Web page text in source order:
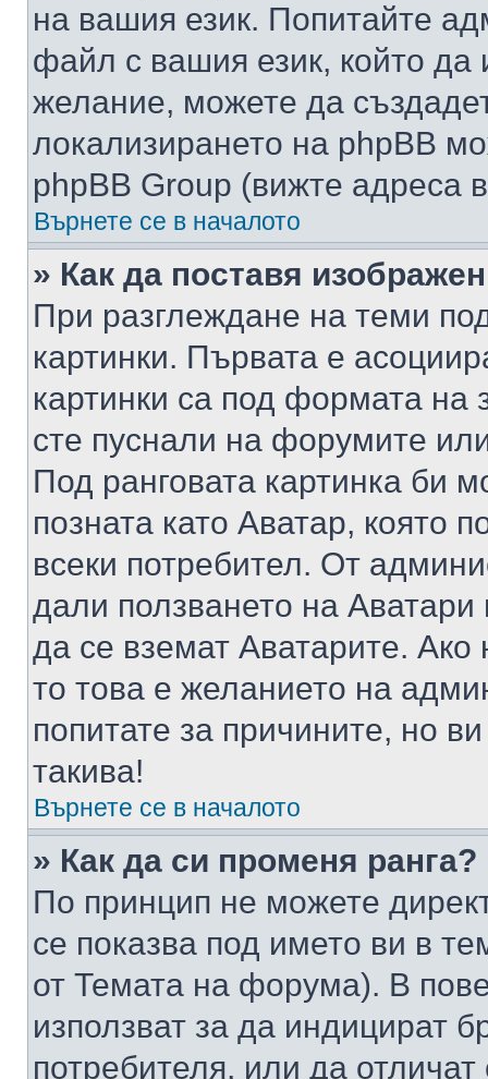
на вашия език. Попитайте
файл с вашия език, който да
желание, можете да
локализирането на phpBB
phpBB Group (вижте адреса
Върнете се в началото
» Как да поставя
При разглеждане на теми
картинки. Първата е
картинки са под формата на
сте пуснали на форумите
Под ранговата картинка би
позната като Аватар, която
всеки потребител. От
дали ползването на
да се вземат Аватарите.
то това е желанието на
попитате за причините, но
такива!
Върнете се в началото
» Как да си променя ранга?
По принцип не можете
се показва под името ви в
от Темата на форума). В
използват за да индицират
потребителя, или да